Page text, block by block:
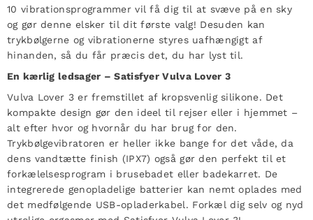
10 vibrationsprogrammer vil få dig til at svæve på en sky
og gør denne elsker til dit første valg! Desuden kan
trykbølgerne og vibrationerne styres uafhængigt af
hinanden, så du får præcis det, du har lyst til.
En kærlig ledsager – Satisfyer Vulva Lover 3
Vulva Lover 3 er fremstillet af kropsvenlig silikone. Det
kompakte design gør den ideel til rejser eller i hjemmet –
alt efter hvor og hvornår du har brug for den.
Trykbølgevibratoren er heller ikke bange for det våde, da
dens vandtætte finish (IPX7) også gør den perfekt til et
forkælelsesprogram i brusebadet eller badekarret. De
integrerede genopladelige batterier kan nemt oplades med
det medfølgende USB-opladerkabel. Forkæl dig selv og nyd